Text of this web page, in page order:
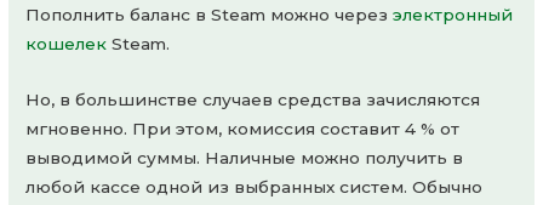
Пополнить баланс в Steam можно черезэлектронный
кошелек Steam.
Но, в большинстве случаев средства зачисляются
мгновенно. При этом, комиссия составит 4 % от
выводимой суммы. Наличные можно получить в
любой кассе одной из выбранных систем. Обычно